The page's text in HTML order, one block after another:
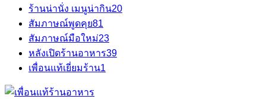
ร้านน่านั่ง เมนูน่ากิน20
สัมภาษณ์พูดคุย81
สัมภาษณ์มือใหม่23
หลังเปิดร้านอาหาร39
เพื่อนแท้เยี่ยมร้าน1